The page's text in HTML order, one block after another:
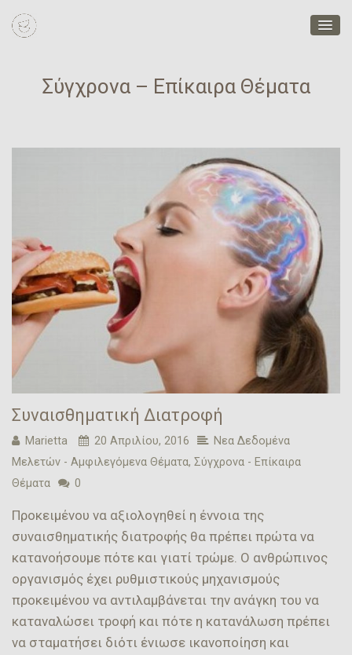
Σύγχρονα – Επίκαιρα Θέματα
Συναισθηματική Διατροφή
Marietta 20 Απριλίου, 2016
Νεα Δεδομένα
Μελετών - Αμφιλεγόμενα Θέματα, Σύγχρονα - Επίκαιρα
Θέματα
0
Προκειμένου να αξιολογηθεί η έννοια της
συναισθηματικής διατροφής θα πρέπει πρώτα να
κατανοήσουμε πότε και γιατί τρώμε. Ο ανθρώπινος
οργανισμός έχει ρυθμιστικούς μηχανισμούς
προκειμένου να αντιλαμβάνεται την ανάγκη του να
καταναλώσει τροφή και πότε η κατανάλωση πρέπει
να σταματήσει διότι ένιωσε ικανοποίηση και